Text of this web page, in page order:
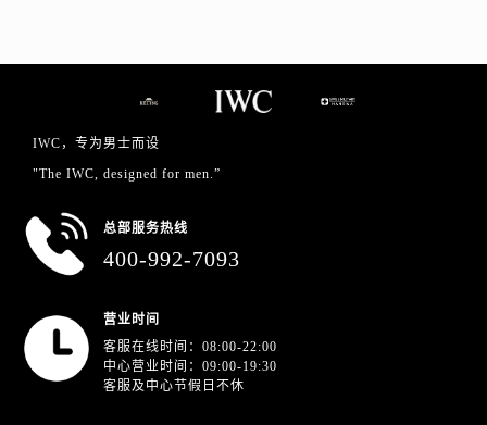
上海市黄浦区南京东路299号宏伊国际广场写字楼8层806室万国售后服务中心（需提前预约）
IWC，专为男士而设
"The IWC, designed for men.”
总部服务热线
400-992-7093
营业时间
客服在线时间：08:00-22:00
中心营业时间：09:00-19:30
客服及中心节假日不休